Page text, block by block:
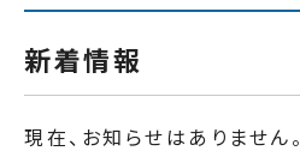
新着情報
現在、お知らせはありません。